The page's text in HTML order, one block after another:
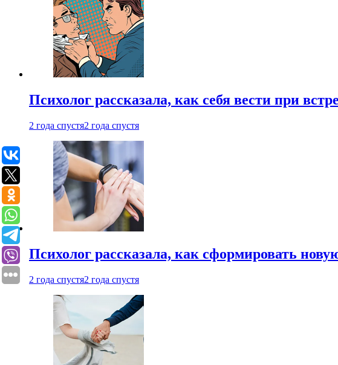
Психолог рассказала, как себя вести при
2 года спустя2 года спустя
Психолог рассказала, как сформировать
2 года спустя2 года спустя